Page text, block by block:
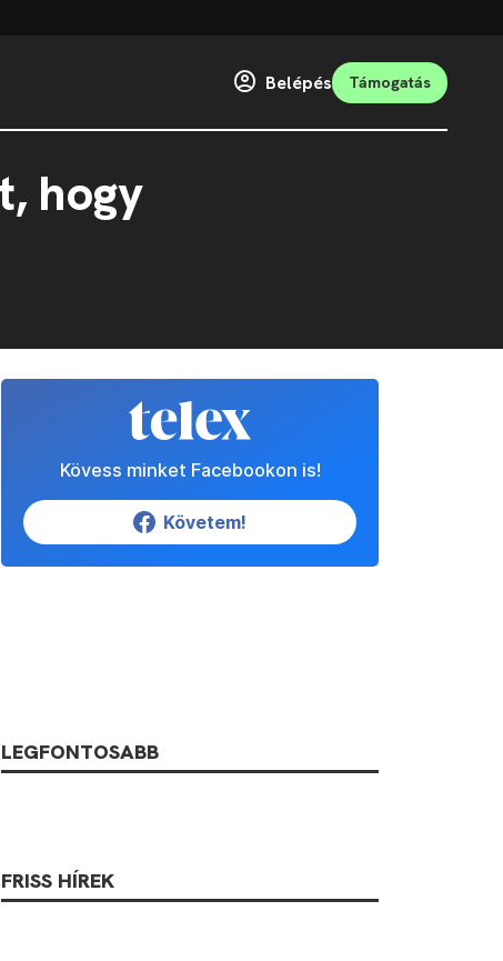
Belépés Támogatás
hogy
Kövess minket Facebookon is!
Követem!
LEGFONTOSABB
FRISS HÍREK